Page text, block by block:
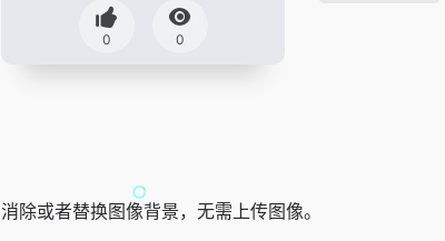
0 0
消除或者替换图像背景，无需上传图像。